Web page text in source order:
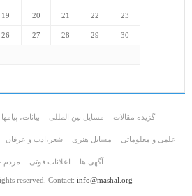
19 20 21 22 23
26 27 28 29 30
گزیده مقالات مسایل بین المللی بیانات،
علمی و معلوماتی مسايل هنری شعر،ادب و عرفان
آگهی ها اعلانات فوتی مردم
reserved. Contact: info@mashal.org